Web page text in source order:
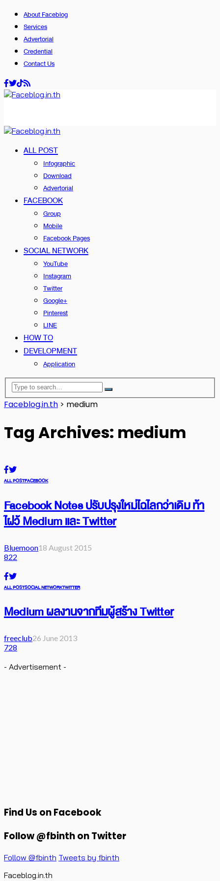
About Faceblog
Services
Advertorial
Credential
Contact Us
ALL POST
Infographic
Download
Advertorial
FACEBOOK
Group
Mobile
Facebook Pages
SOCIAL NETWORK
YouTube
Instagram
Twitter
Google+
Pinterest
LINE
HOW TO
DEVELOPMENT
Application
Faceblog.in.th > medium
Tag Archives: medium
ALL POSTFACEBOOK
Facebook Notes ปรับปรุงใหม่ไฉไลกว่าเดิม ท้า
ไฝว้ Medium และ Twitter
Bluemoon18 August 2015
822
ALL POSTSOCIAL NETWORKTWITTER
Medium ผลงานจากทีมผู้สร้าง Twitter
freeclub26 June 2013
728
- Advertisement -
Find Us on Facebook
Follow @fbinth on Twitter
Follow @fbinth Tweets by fbinth
Faceblog.in.th